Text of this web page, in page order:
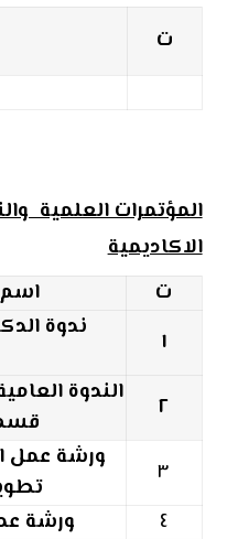
ت
المؤتمرات العلمية
الاكاديمية
ت
اسم
١
ندوة
٢
الندوة
قسم
٣
ورشة عمل
٤
ورشة